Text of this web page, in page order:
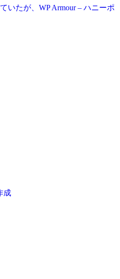
いたが、WP Armour – ハニーポ
成